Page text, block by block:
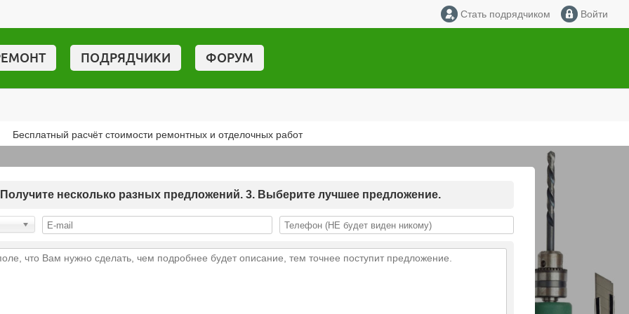
Стать подрядчиком Войти
ПОДРЯДЧИКИ ФОРУМ
Бесплатный расчёт стоимости ремонтных и отделочных работ
Получите несколько разных предложений. 3. Выберите лучшее предложение.